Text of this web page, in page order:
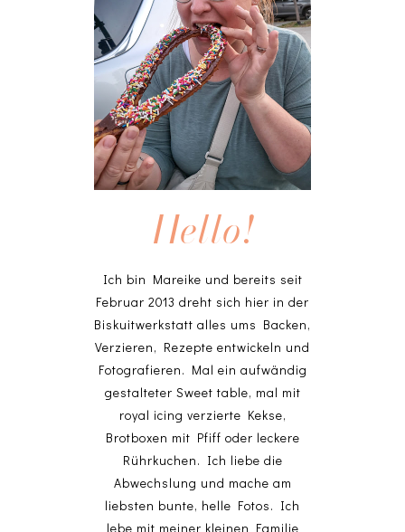
Hello!
Ich bin Mareike und bereits seit
Februar 2013 dreht sich hier in der
Biskuitwerkstatt alles ums Backen,
Verzieren, Rezepte entwickeln und
Fotografieren. Mal ein aufwändig
gestalteter Sweet table, mal mit
royal icing verzierte Kekse,
Brotboxen mit Pfiff oder leckere
Rührkuchen. Ich liebe die
Abwechslung und mache am
liebsten bunte, helle Fotos. Ich
lebe mit meiner kleinen Familie